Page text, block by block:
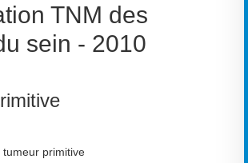
TNM des
sein - 2010
tumeur primitive